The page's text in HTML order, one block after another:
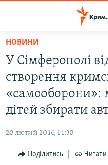
Перейти
основного
матеріалу
Перейти
до
основної
Перейти
пошуку
НОВИНИ
ВОДА.КРИМ
ВІДЕО ТА ФОТО
ПОЛІТИКА
ІНТЕРВ'Ю
НОВИНИ
У Сімферополі
створення
«самооборони»:
дітей збирати
23 лютий 2016, 14:33
Поділитись Читати